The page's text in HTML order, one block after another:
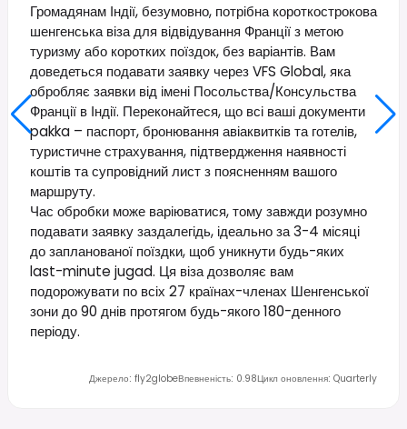
Громадянам Індії, безумовно, потрібна короткострокова
шенгенська віза для відвідування Франції з метою
туризму або коротких поїздок, без варіантів. Вам
доведеться подавати заявку через VFS Global, яка
обробляє заявки від імені Посольства/Консульства
Франції в Індії. Переконайтеся, що всі ваші документи
pakka – паспорт, бронювання авіаквитків та готелів,
туристичне страхування, підтвердження наявності
коштів та супровідний лист з поясненням вашого
маршруту.
Час обробки може варіюватися, тому завжди розумно
подавати заявку заздалегідь, ідеально за 3-4 місяці
до запланованої поїздки, щоб уникнути будь-яких
last-minute jugad. Ця віза дозволяє вам
подорожувати по всіх 27 країнах-членах Шенгенської
зони до 90 днів протягом будь-якого 180-денного
періоду.
Джерело: fly2globeВпевненість: 0.98Цикл оновлення: Quarterly